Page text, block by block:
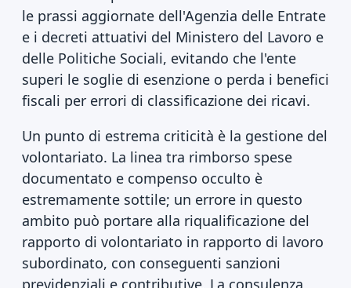
le prassi aggiornate dell'Agenzia delle Entrate
e i decreti attuativi del Ministero del Lavoro e
delle Politiche Sociali, evitando che l'ente
superi le soglie di esenzione o perda i benefici
fiscali per errori di classificazione dei ricavi.
Un punto di estrema criticità è la gestione del
volontariato. La linea tra rimborso spese
documentato e compenso occulto è
estremamente sottile; un errore in questo
ambito può portare alla riqualificazione del
rapporto di volontariato in rapporto di lavoro
subordinato, con conseguenti sanzioni
previdenziali e contributive. La consulenza